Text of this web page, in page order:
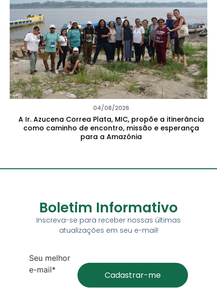
04/08/2026
A Ir. Azucena Correa Plata, MIC, propõe a itinerância
como caminho de encontro, missão e esperança
para a Amazônia
Boletim Informativo
Inscreva-se para receber nossas últimas
atualizações em seu e-mail!
Seu melhor
e-mail*